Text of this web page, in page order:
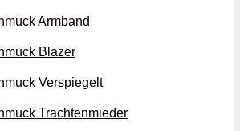
Armband
Blazer
Verspiegelt
Trachten­mieder